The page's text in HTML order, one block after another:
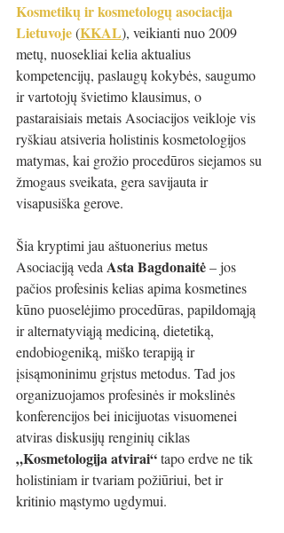
Kosmetikų ir kosmetologų asociacija
Lietuvoje(KKAL), veikianti nuo 2009
metų, nuosekliai kelia aktualius
kompetencijų, paslaugų kokybės, saugumo
ir vartotojų švietimo klausimus, o
pastaraisiais metais Asociacijos veikloje vis
ryškiau atsiveria holistinis kosmetologijos
matymas, kai grožio procedūros siejamos su
žmogaus sveikata, gera savijauta ir
visapusiška gerove.
Šia kryptimi jau aštuonerius metus
Asociaciją veda Asta Bagdonaitė – jos
pačios profesinis kelias apima kosmetines
kūno puoselėjimo procedūras, papildomąją
ir alternatyviąją mediciną, dietetiką,
endobiogeniką, miško terapiją ir
įsisąmoninimu grįstus metodus. Tad jos
organizuojamos profesinės ir mokslinės
konferencijos bei inicijuotas visuomenei
atviras diskusijų renginių ciklas
„Kosmetologija atvirai“ tapo erdve ne tik
holistiniam ir tvariam požiūriui, bet ir
kritinio mąstymo ugdymui.